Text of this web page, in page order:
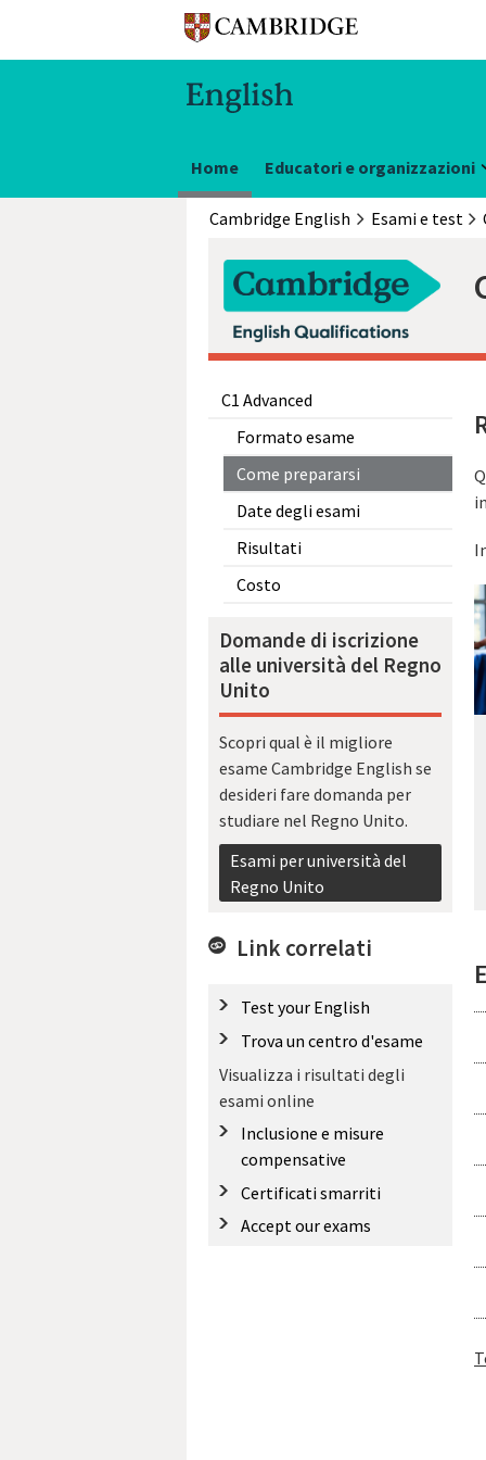
Home Educatori e organizzazioni
Cambridge English Esami e test
C1 Advanced
Formato esame
Come prepararsi
Date degli esami
Risultati
Costo
Domande di iscrizione
alle università del Regno
Unito
Scopri qual è il migliore
esame Cambridge English se
desideri fare domanda per
studiare nel Regno Unito.
Esami per università del
Regno Unito
Link correlati
Test your English
Trova un centro d'esame
Visualizza i risultati degli
esami online
Inclusione e misure
compensative
Certificati smarriti
Accept our exams